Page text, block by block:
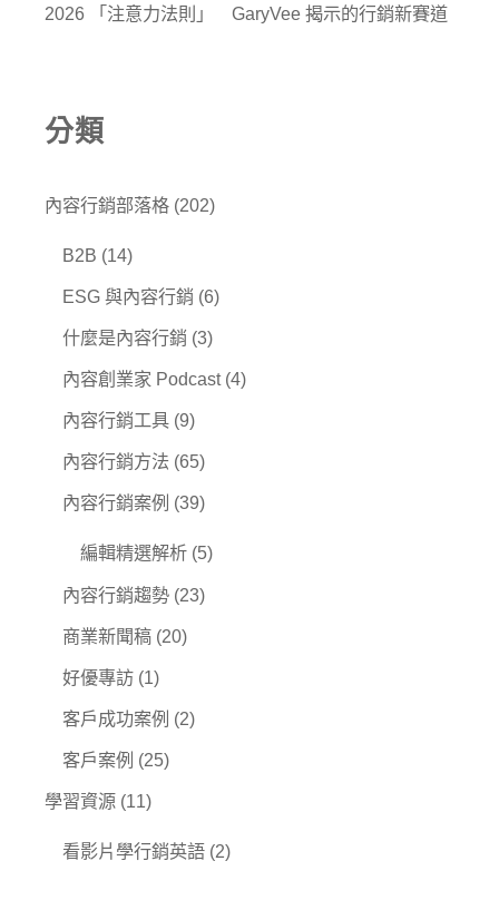
2026 「注意力法則」 GaryVee 揭示的行銷新賽道
分類
內容行銷部落格 (202)
B2B (14)
ESG 與內容行銷 (6)
什麼是內容行銷 (3)
內容創業家 Podcast(4)
內容行銷工具 (9)
內容行銷方法 (65)
內容行銷案例 (39)
編輯精選解析 (5)
內容行銷趨勢 (23)
商業新聞稿 (20)
好優專訪 (1)
客戶成功案例 (2)
客戶案例 (25)
學習資源 (11)
看影片學行銷英語 (2)